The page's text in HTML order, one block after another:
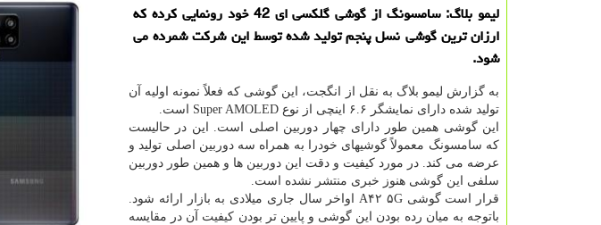
لیمو بلاگ: سامسونگ از گوشی گلكسی ای 42 خود رونمایی كرده كه
ارزان ترین گوشی نسل پنجم تولید شده توسط این شركت شمرده می
شود.
به گزارش لیمو بلاگ به نقل از انگجت، این گوشی که فعلاً نمونه اولیه آن
تولید شده دارای نمایشگر ۶.۶ اینچی از نوع Super AMOLED است.
این گوشی همین طور دارای چهار دوربین اصلی است. این در حالیست
که سامسونگ معمولاً گوشیهای خودرا به همراه سه دوربین اصلی تولید و
عرضه می کند. در مورد کیفیت و دقت این دوربین ها و همین طور دوربین
سلفی این گوشی هنوز خبری منتشر نشده است.
قرار است گوشی A۴۲ ۵G اواخر سال جاری میلادی به بازار ارائه شود.
باتوجه به میان رده بودن این گوشی و پایین تر بودن کیفیت آن در مقایسه